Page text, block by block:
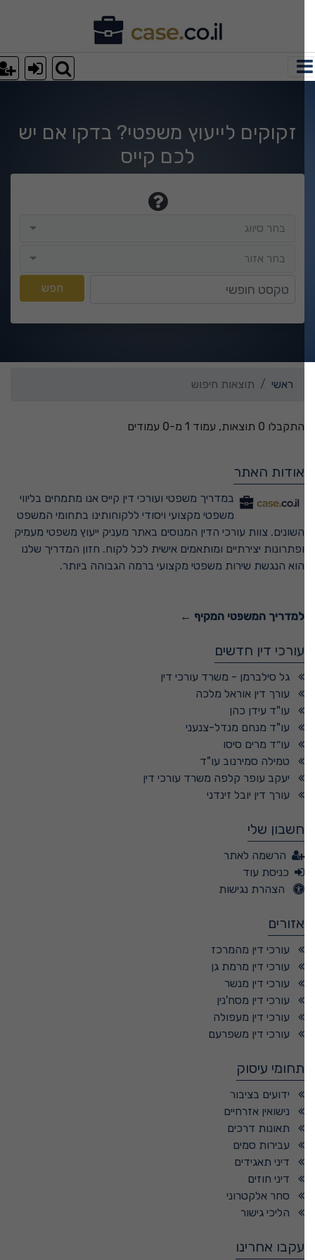
חיפוש
זקוקים לייעוץ משפטי? בדקו אם יש
לכם קייס
בחר סיווג
בחר אזור
חפש
ראשי תוצאות חיפוש
התקבלו 0 תוצאות, עמוד 1 מ-0 עמודים
אודות האתר
במדריך משפטי ועורכי דין קייס אנו מתמחים בליווי
משפטי מקצועי ויסודי ללקוחותינו בתחומי המשפט
השונים. צוות עורכי הדין המנוסים באתר מעניק ייעוץ משפטי מעמיק
ופתרונות יצירתיים ומותאמים אישית לכל לקוח. חזון המדריך שלנו
הוא הנגשת שירות משפטי מקצועי ברמה הגבוהה ביותר.
למדריך המשפטי המקיף ←
עורכי דין חדשים
גל סילברמן - משרד עורכי דין
עורך דין אוראל מלכה
עו"ד עידן כהן
עו"ד מנחם מנדל-צנעני
עו״ד מרים סיסו
טמילה סמירנוב עו"ד
יעקב עופר קלפה משרד עורכי דין
עורך דין יובל זינדני
חשבון שלי
הרשמה לאתר
כניסת עוד
הצהרת נגישות
אזורים
עורכי דין מהמרכז
עורכי דין מרמת גן
עורכי דין מנשר
עורכי דין מסח'נין
עורכי דין מעפולה
עורכי דין משפרעם
תחומי עיסוק
ידועים בציבור
נישואין אזרחיים
תאונות דרכים
עבירות סמים
דיני תאגידים
דיני חוזים
סחר אלקטרוני
הליכי גישור
עקבו אחרינו